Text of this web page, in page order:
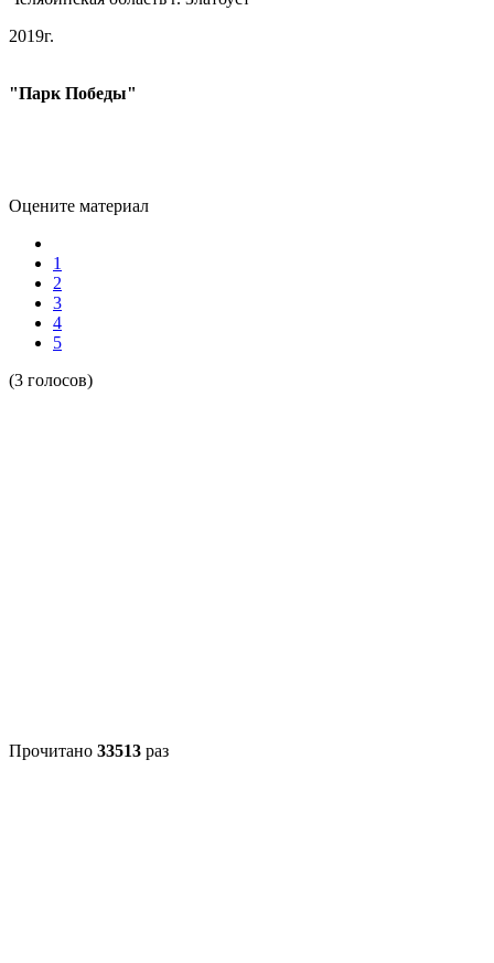
2019г.
"Парк Победы"
Оцените материал
1
2
3
4
5
(3 голосов)
Прочитано 33513 раз